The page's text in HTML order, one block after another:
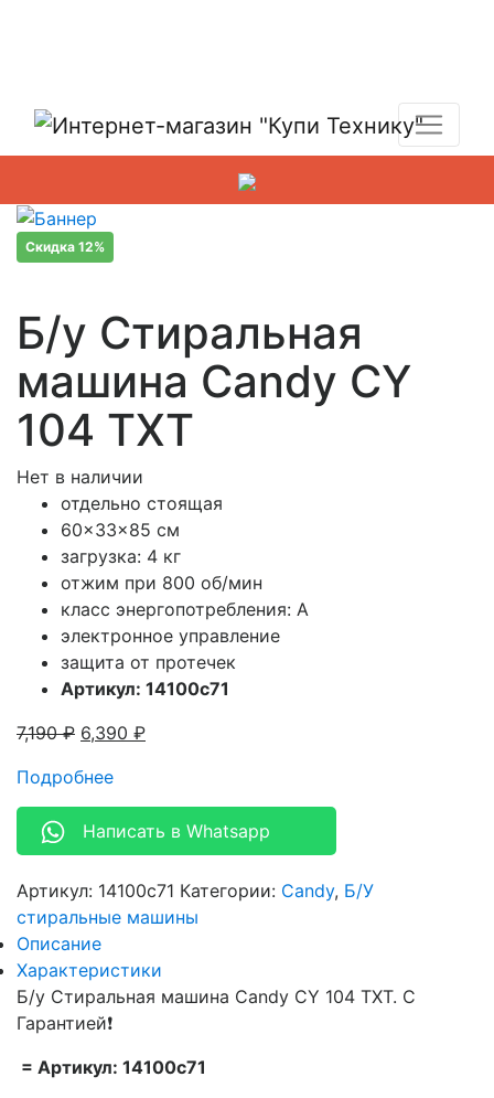
Скидка 12%
Б/у Стиральная
машина Candy CY
104 TXT
Нет в наличии
отдельно стоящая
60x33x85 см
загрузка: 4 кг
отжим при 800 об/мин
класс энергопотребления: A
электронное управление
защита от протечек
Артикул: 14100c71
7,190₽ 6,390 ₽
Подробнее
Написать в Whatsapp
Артикул: 14100c71 Категории: Candy, Б/У
стиральные машины
Описание
Характеристики
Б/у Стиральная машина Candy CY 104 TXT. С
Гарантией❗
= Артикул: 14100c71